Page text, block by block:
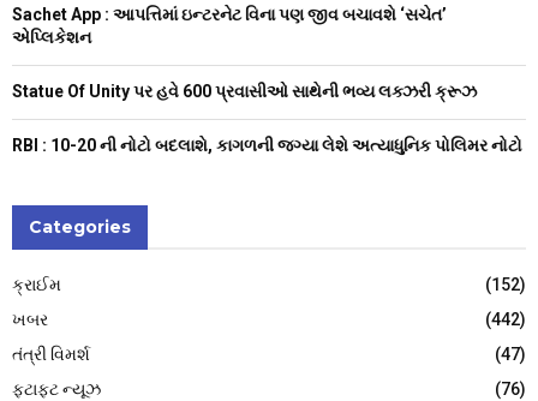
Sachet App : આપત્તિમાં ઇન્ટરનેટ વિના પણ જીવ બચાવશે ‘સચેત’
એપ્લિકેશન
Statue Of Unity પર હવે 600 પ્રવાસીઓ સાથેની ભવ્ય લક્ઝરી ક્રૂઝ
RBI : ₹10-20 ની નોટો બદલાશે, કાગળની જગ્યા લેશે અત્યાધુનિક પોલિમર નોટો
Categories
ક્રાઈમ
(152)
ખબર
(442)
તંત્રી વિમર્શ
(47)
ફટાફટ ન્યૂઝ
(76)